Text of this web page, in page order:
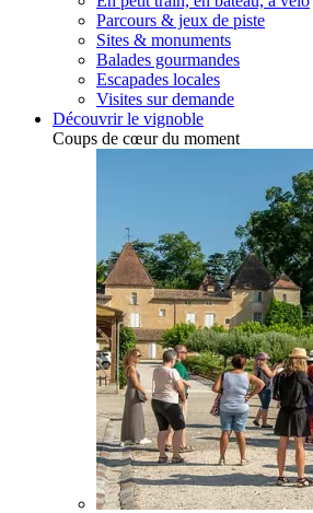
Parcours & jeux de piste
Sites & monuments
Balades gourmandes
Escapades locales
Visites sur demande
Découvrir le vignoble
Coups de cœur du moment